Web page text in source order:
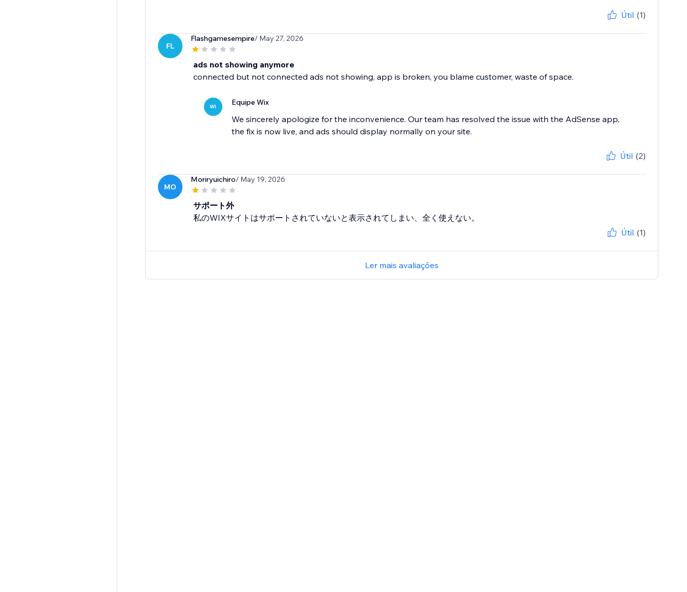
Útil (1)
FL
Flashgamesempire/ May 27, 2026
ads not showing anymore
connected but not connected ads not showing, app is broken, you blame customer, waste of space.
WI Equipe Wix
We sincerely apologize for the inconvenience. Our team has resolved the issue with the AdSense app,
the fix is now live, and ads should display normally on your site.
Útil (2)
MO
Moriryuichiro/ May 19, 2026
サポート外
私のWIXサイトはサポートされていないと表示されてしまい、全く使えない。
Útil (1)
Ler mais avaliações